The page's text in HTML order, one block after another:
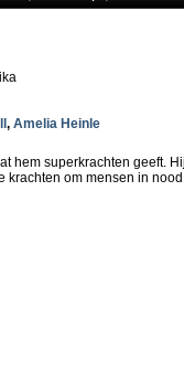
, Amelia Heinle
hem superkrachten geeft.
om mensen in